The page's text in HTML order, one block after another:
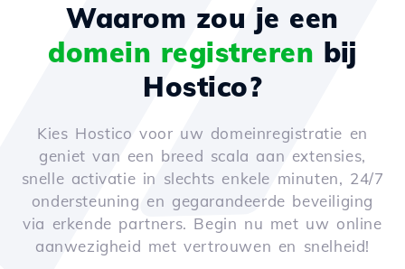
Waarom zou je een
domein registreren bij
Hostico?
Kies Hostico voor uw domeinregistratie en
geniet van een breed scala aan extensies,
snelle activatie in slechts enkele minuten, 24/7
ondersteuning en gegarandeerde beveiliging
via erkende partners. Begin nu met uw online
aanwezigheid met vertrouwen en snelheid!